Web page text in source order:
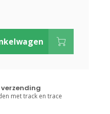
verzending
met track en trace